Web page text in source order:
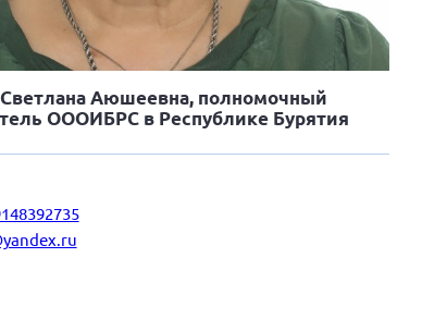
Светлана Аюшеевна, полномочный
ОООИБРС в Республике Бурятия